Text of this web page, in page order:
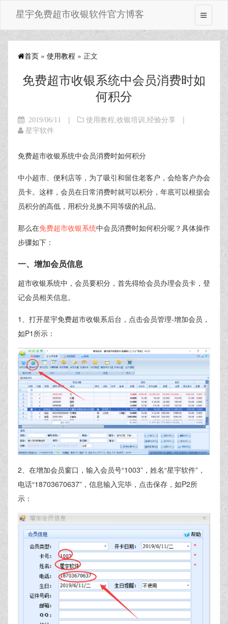
星宇免费超市收银软件官方博客
首页 » 使用教程 » 正文
免费超市收银系统中会员消费时如
何积分
2019/06/11 | 使用教程 收银培训 经验分享 |
星宇软件
免费超市收银系统中会员消费时如何积分
中小超市、便利店等，为了吸引和留住老客户，会给客户办会
员卡。这样，会员在日常消费时就可以积分，年底可以根据会
员积分的高低，用积分兑换不同等级的礼品。
那么在免费超市收银系统中会员消费时如何积分呢？具体操作
步骤如下：
一、增加会员信息
超市收银系统中，会员要积分，首先得给会员办理会员卡，登
记会员相关信息。
1、打开星宇免费超市收银系后台，点击会员管理-增加会员，
如P1所示：
2、在增加会员窗口，输入会员号“1003”，姓名“星宇软件”，
电话“18703670637”，信息输入完毕，点击保存，如P2所
示：